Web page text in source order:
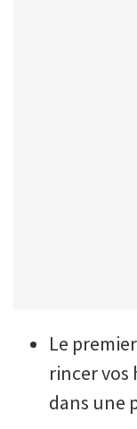
Le
rincer vos
dans une